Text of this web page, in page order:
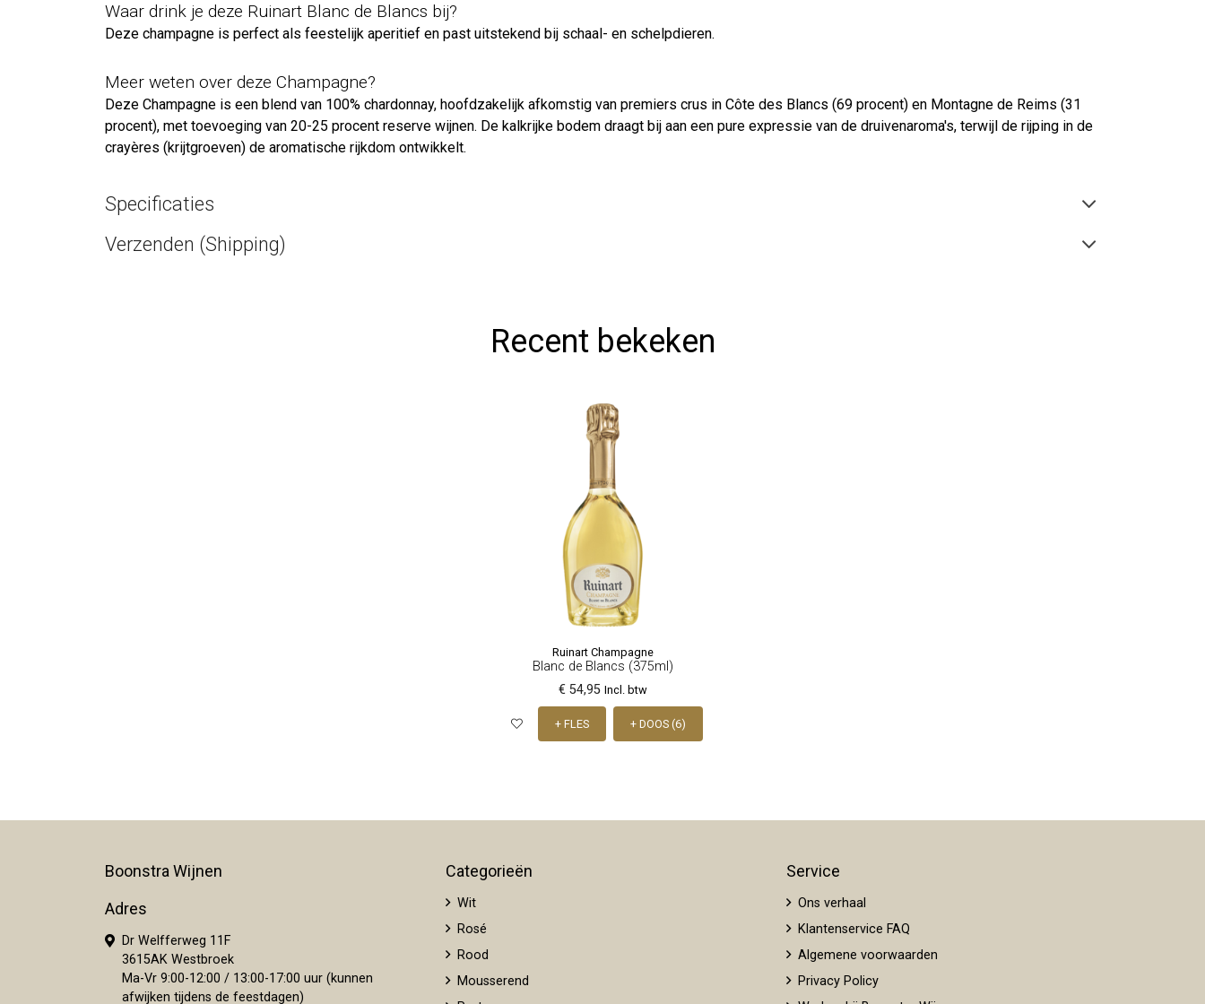
Waar drink je deze Ruinart Blanc de Blancs bij?
Deze champagne is perfect als feestelijk aperitief en past uitstekend bij schaal- en schelpdieren.
Meer weten over deze Champagne?
Deze Champagne is een blend van 100% chardonnay, hoofdzakelijk afkomstig van premiers crus in Côte des Blancs (69 procent) en Montagne de Reims (31
procent), met toevoeging van 20-25 procent reserve wijnen. De kalkrijke bodem draagt bij aan een pure expressie van de druivenaroma's, terwijl de rijping in de
crayères (krijtgroeven) de aromatische rijkdom ontwikkelt.
Specificaties
Verzenden (Shipping)
Recent bekeken
Ruinart Champagne
Blanc de Blancs (375ml)
€ 54,95 Incl. btw
+ FLES + DOOS (6)
Boonstra Wijnen
Adres
Dr Welfferweg 11F
3615AK Westbroek
Ma-Vr 9:00-12:00 / 13:00-17:00 uur (kunnen
afwijken tijdens de feestdagen)
Categorieën
Wit
Rosé
Rood
Mousserend
Service
Ons verhaal
Klantenservice FAQ
Algemene voorwaarden
Privacy Policy